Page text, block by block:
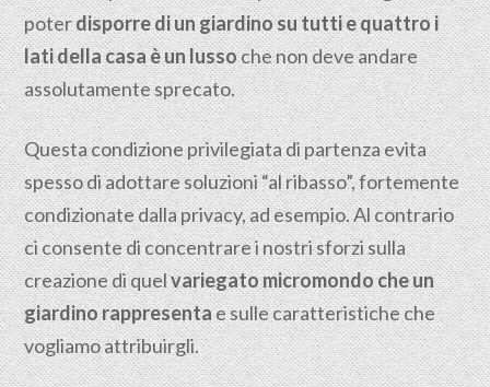
poterdisporre di un giardino su tutti e quattro i
lati della casa è un lussoche non deve andare
assolutamente sprecato.
Questa condizione privilegiata di partenza evita
spesso di adottare soluzioni “al ribasso”, fortemente
condizionate dalla privacy, ad esempio. Al contrario
ci consente di concentrare i nostri sforzi sulla
creazione di quelvariegato micromondo che un
giardino rappresentae sulle caratteristiche che
vogliamo attribuirgli.